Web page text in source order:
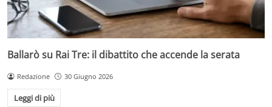
Ballarò su Rai Tre: il dibattito che accende la serata
Redazione 30 Giugno 2026
Leggi di più